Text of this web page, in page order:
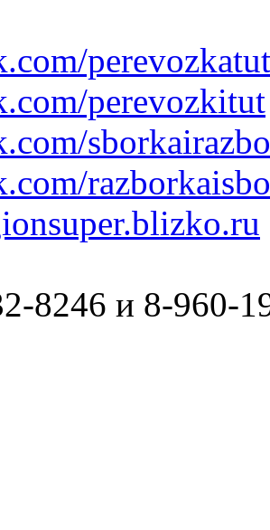
perevozkatut
perevozkitut
8246 и 8-960-